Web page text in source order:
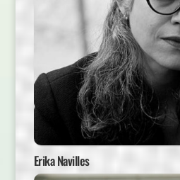
Erika Navilles